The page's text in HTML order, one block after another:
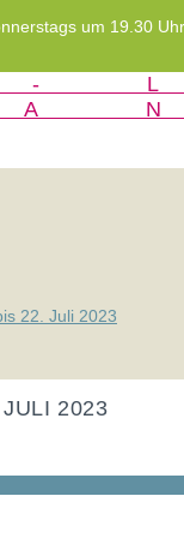
um 19.30 Uhr
22. Juli 2023
2023